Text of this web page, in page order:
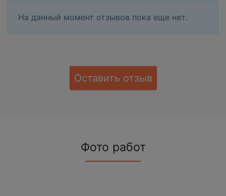
На данный момент отзывов пока еще нет.
Оставить отзыв
Фото работ